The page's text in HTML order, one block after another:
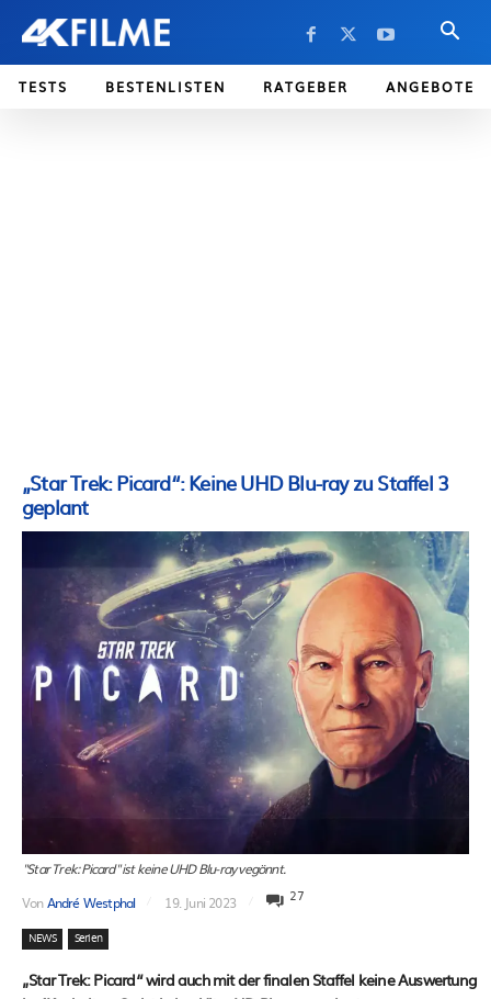
TESTS BESTENLISTEN RATGEBER ANGEBOTE
„Star Trek: Picard“: Keine UHD Blu-ray zu Staffel 3
geplant
"Star Trek: Picard" ist keine UHD Blu-ray vegönnt.
VonAndré Westphal 19. Juni 2023 27
NEWS Serien
„Star Trek: Picard“ wird auch mit der finalen Staffel keine Auswertung